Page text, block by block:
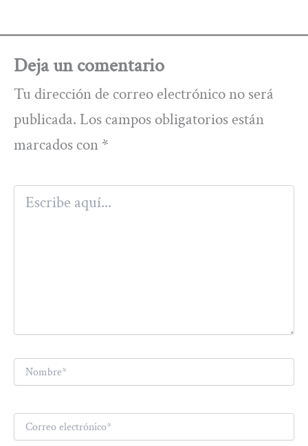
Deja un comentario
Tu dirección de correo electrónico no será
publicada. Los campos obligatorios están
marcados con *
Escribe
aquí...
Nombre*
Correo
electrónico*